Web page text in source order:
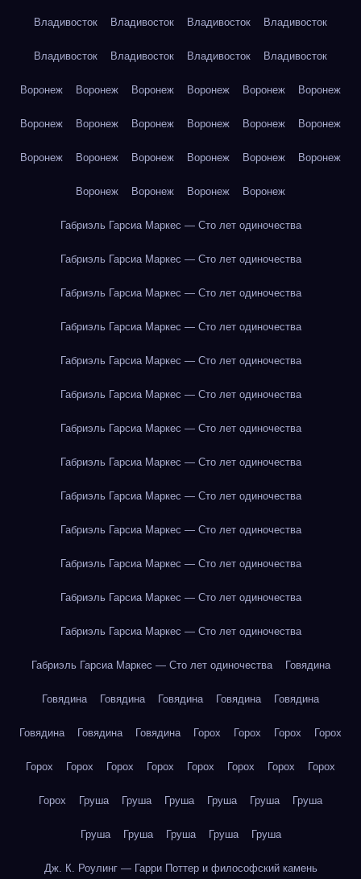
Владивосток Владивосток Владивосток Владивосток
Владивосток Владивосток Владивосток Владивосток
Воронеж Воронеж Воронеж Воронеж Воронеж Воронеж
Воронеж Воронеж Воронеж Воронеж Воронеж Воронеж
Воронеж Воронеж Воронеж Воронеж Воронеж Воронеж
Воронеж Воронеж Воронеж Воронеж
Габриэль Гарсиа Маркес — Сто лет одиночества
Габриэль Гарсиа Маркес — Сто лет одиночества
Габриэль Гарсиа Маркес — Сто лет одиночества
Габриэль Гарсиа Маркес — Сто лет одиночества
Габриэль Гарсиа Маркес — Сто лет одиночества
Габриэль Гарсиа Маркес — Сто лет одиночества
Габриэль Гарсиа Маркес — Сто лет одиночества
Габриэль Гарсиа Маркес — Сто лет одиночества
Габриэль Гарсиа Маркес — Сто лет одиночества
Габриэль Гарсиа Маркес — Сто лет одиночества
Габриэль Гарсиа Маркес — Сто лет одиночества
Габриэль Гарсиа Маркес — Сто лет одиночества
Габриэль Гарсиа Маркес — Сто лет одиночества
Габриэль Гарсиа Маркес — Сто лет одиночества Говядина
Говядина Говядина Говядина Говядина Говядина
Говядина Говядина Говядина Горох Горох Горох Горох
Горох Горох Горох Горох Горох Горох Горох Горох
Горох Груша Груша Груша Груша Груша Груша
Груша Груша Груша Груша Груша
Дж. К. Роулинг — Гарри Поттер и философский камень